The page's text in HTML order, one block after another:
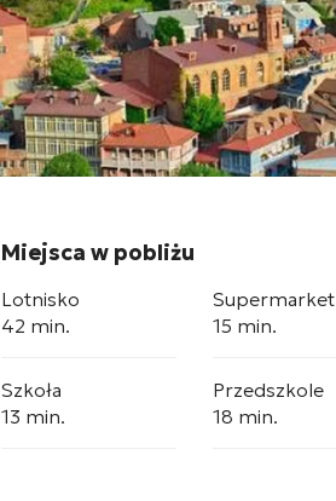
Miejsca w pobliżu
Lotnisko
42 min.
Supermarket
15 min.
Szkoła
13 min.
Przedszkole
18 min.